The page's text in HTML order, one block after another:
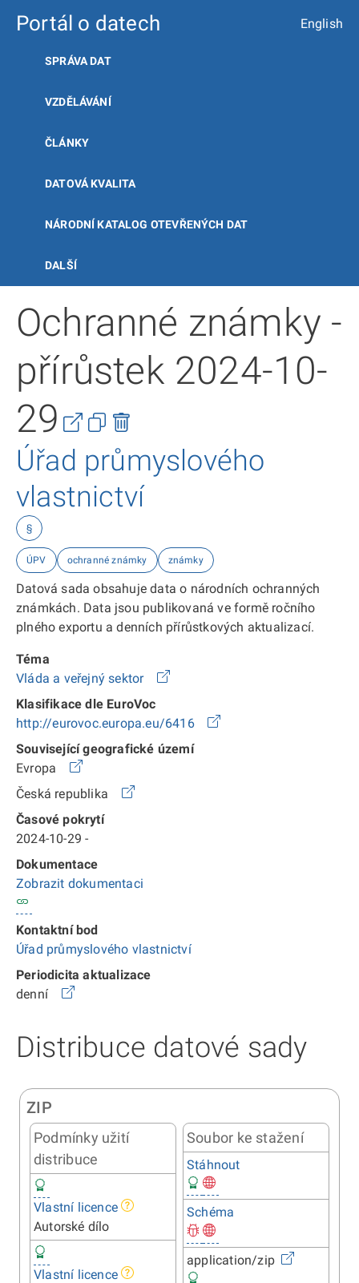
Portál o datech English
SPRÁVA DAT
VZDĚLÁVÁNÍ
ČLÁNKY
DATOVÁ KVALITA
NÁRODNÍ KATALOG OTEVŘENÝCH DAT
DALŠÍ
Ochranné známky -
přírůstek 2024-10-
29
Úřad průmyslového
vlastnictví
§
ÚPV ochranné známky známky
Datová sada obsahuje data o národních ochranných
známkách. Data jsou publikovaná ve formě ročního
plného exportu a denních přírůstkových aktualizací.
Téma
Vláda a veřejný sektor
Klasifikace dle EuroVoc
http://eurovoc.europa.eu/6416
Související geografické území
Evropa
Česká republika
Časové pokrytí
2024-10-29 -
Dokumentace
Zobrazit dokumentaci
Kontaktní bod
Úřad průmyslového vlastnictví
Periodicita aktualizace
denní
Distribuce datové sady
ZIP
Podmínky užití
distribuce
Vlastní licence
Autorské dílo
Vlastní licence
Soubor ke stažení
Stáhnout
Schéma
application/zip